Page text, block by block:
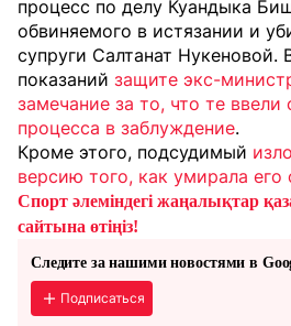
процесс по делу Куандыка
обвиняемого в истязании и
супруги Салтанат Нукеновой.
показаний защите экс-
замечание за то, что те ввели
процесса в заблуждение.
Кроме этого, подсудимый
версию того, как умирала его
Спорт әлеміндегі жаңалықтар
сайтына өтіңіз!
Следите за нашими новостями в
Подписаться